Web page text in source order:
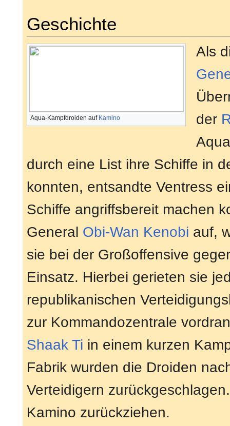
Geschichte
Aqua-Kampfdroiden auf Kamino
Als
der
durch eine List ihre Schiffe in
konnten, entsandte Ventress
Schiffe angriffsbereit machen
General Obi-Wan Kenobi auf,
sie bei der Großoffensive
Einsatz. Hierbei gerieten sie
republikanischen
zur Kommandozentrale
Shaak Ti in einem kurzen
Fabrik wurden die Droiden
Verteidigern
Kamino zurückziehen.